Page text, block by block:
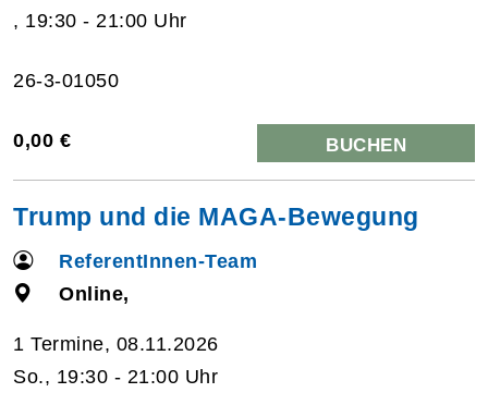
, 19:30 - 21:00 Uhr
26-3-01050
0,00 € BUCHEN
Trump und die MAGA-Bewegung
ReferentInnen-Team
Online,
1 Termine, 08.11.2026
So., 19:30 - 21:00 Uhr